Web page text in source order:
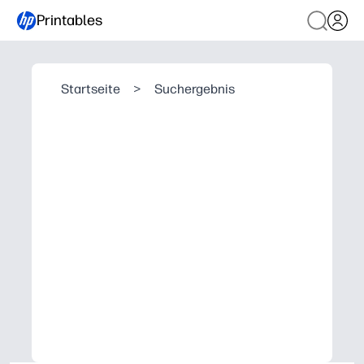
Printables
Startseite > Suchergebnis